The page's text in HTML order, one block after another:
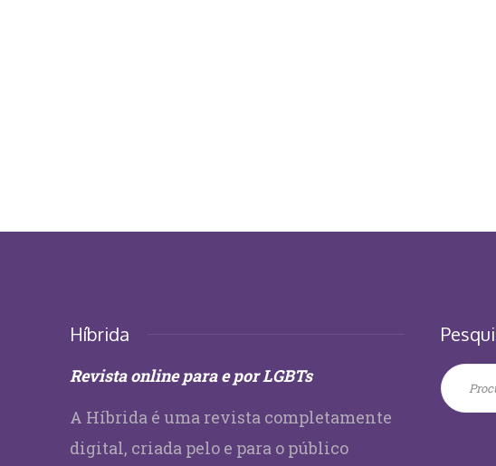
Híbrida
Revista online para e por LGBTs
A Híbrida é uma revista completamente
digital, criada pelo e para o público